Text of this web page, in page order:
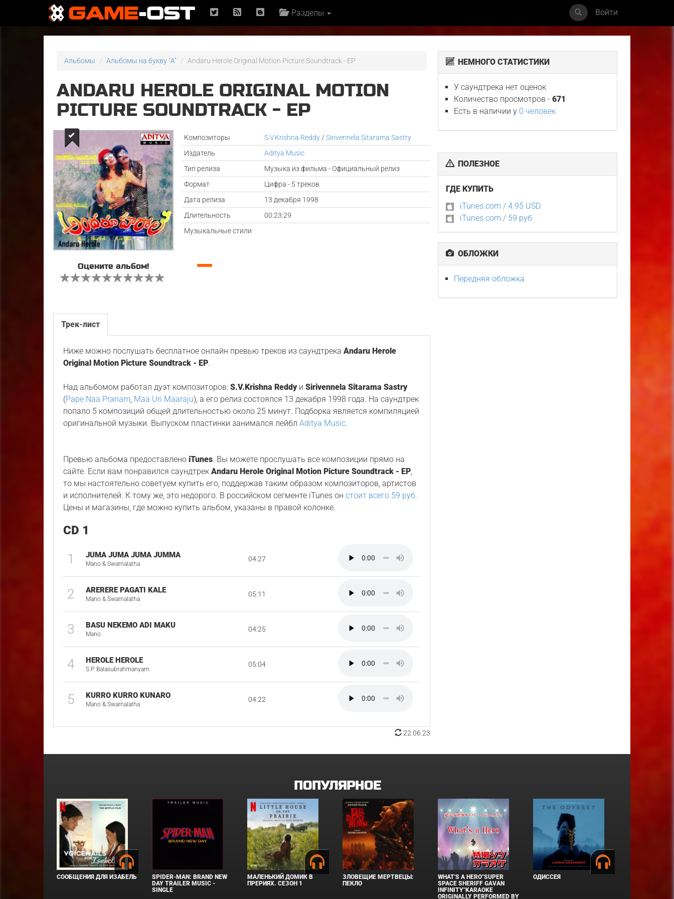
Разделы Войти
Альбомы Альбомы на букву "A" Andaru Herole Original Motion Picture Soundtrack - EP
ANDARU HEROLE ORIGINAL MOTION
PICTURE SOUNDTRACK - EP
Композиторы S.V.Krishna Reddy/ Sirivennela Sitarama Sastry
Издатель
Aditya Music
Тип релиза
Музыка из фильма - Официальный релиз
Формат
Цифра - 5 треков
Дата релиза
13 декабря 1998
Длительность
00:23:29
Музыкальные стили
Оцените альбом! —
Трек-лист
Ниже можно послушать бесплатное онлайн превью треков из саундтрекаAndaru Herole
Original Motion Picture Soundtrack - EP.
Над альбомом работал дуэт композиторов:S.V.Krishna ReddyиSirivennela Sitarama Sastry
(Pape Naa Pranam, Maa Uri Maaraju), а его релиз состоялся 13 декабря 1998 года. На саундтрек
попало 5 композиций общей длительностью около 25 минут. Подборка является компиляцией
оригинальной музыки. Выпуском пластинки занимался лейблAditya Music.
Превью альбома предоставленоiTunes. Вы можете прослушать все композиции прямо на
сайте. Если вам понравился саундтрекAndaru Herole Original Motion Picture Soundtrack - EP,
то мы настоятельно советуем купить его, поддержав таким образом композиторов, артистов
и исполнителей. К тому же, это недорого. В российском сегменте iTunes онстоит всего 59 руб.
Цены и магазины, где можно купить альбом, указаны в правой колонке.
CD 1
1 JUMA JUMA JUMA JUMMA
Mano & Swarnalatha
04:27
2 ARERERE PAGATI KALE
Mano & Swarnalatha
05:11
3 BASU NEKEMO ADI MAKU
Mano
04:25
4 HEROLE HEROLE
S.P. Balasubrahmanyam
05:04
5 KURRO KURRO KUNARO
Mano & Swarnalatha
04:22
22.06.23
НЕМНОГО СТАТИСТИКИ
У саундтрека нет оценок
Количество просмотров -671
Есть в наличии у 0 человек
ПОЛЕЗНОЕ
ГДЕ КУПИТЬ
iTunes.com / 4.95 USD
iTunes.com / 59 руб
ОБЛОЖКИ
Передняя обложка
ПОПУЛЯРНОЕ
СООБЩЕНИЯ ДЛЯ ИЗАБЕЛЬ
SPIDER-MAN: BRAND NEW
DAY TRAILER MUSIC -
SINGLE
МАЛЕНЬКИЙ ДОМИК В
ПРЕРИЯХ. СЕЗОН 1
ЗЛОВЕЩИЕ МЕРТВЕЦЫ:
ПЕКЛО
WHAT'S A HERO"SUPER
SPACE SHERIFF GAVAN
INFINITY"KARAOKE
ORIGINALLY PERFORMED BY
ОДИССЕЯ